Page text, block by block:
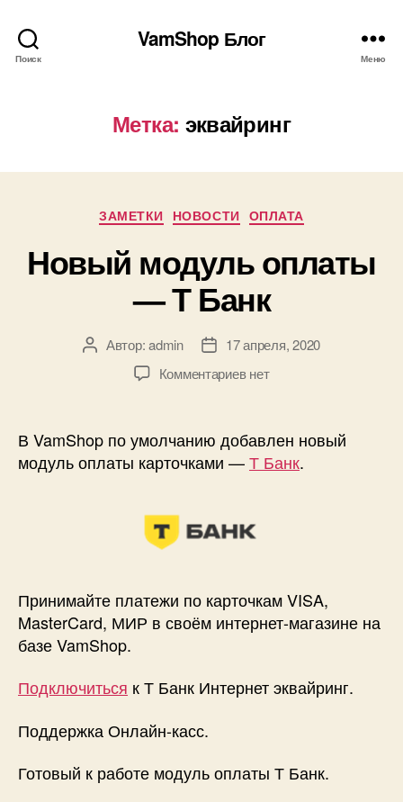
Поиск
VamShop Блог
Меню
Метка: эквайринг
Рубрики
ЗАМЕТКИ НОВОСТИ ОПЛАТА
Новый модуль оплаты
— Т Банк
АвторАвтор:admin
Дата17 апреля, 2020
Комментариевк
модуль
оплаты
—
нет
В VamShop по умолчанию добавлен новый
модуль оплаты карточками —Т Банк.
Принимайте платежи по карточкам VISA,
MasterCard, МИР в своём интернет-магазине на
базе VamShop.
Подключиться к Т Банк Интернет эквайринг.
Поддержка Онлайн-касс.
Готовый к работе модуль оплаты Т Банк.